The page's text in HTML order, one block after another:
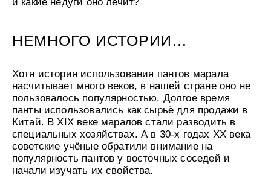
ЛИЧНЫЙ КАБИНЕТ
МЫ РЕКОМЕНДУЕМ
к
и
з
в
о
д
т
в
о
о
п
т
о
ЛИЧНЫЙ КАБИНЕТ
МЫ РЕКОМЕНДУЕМ
для волос
Силапант
гигиены Силапант
УХОД ЗА НОГАМИ
- масло
Домашняя аптечка
Активайс фитогель двойного
охлаждающе-разогревающий
аптечка
«Легендарное Сибиркое»
увлажняющий
Шампунь-пенка для купания
"Для тебя" Алтайбио
Набор для лица "Интенсивный
НЕМНОГО ИСТОРИИ…
Хотя история использования пантов марала
насчитывает много веков, в нашей стране оно не
пользовалось популярностью. Долгое время
панты использовались как сырьё для продажи в
Китай. В XIX веке маралов стали разводить в
специальных хозяйствах. А в 30-х годах XX века
советские учёные обратили внимание на
популярность пантов у восточных соседей и
начали изучать их свойства.